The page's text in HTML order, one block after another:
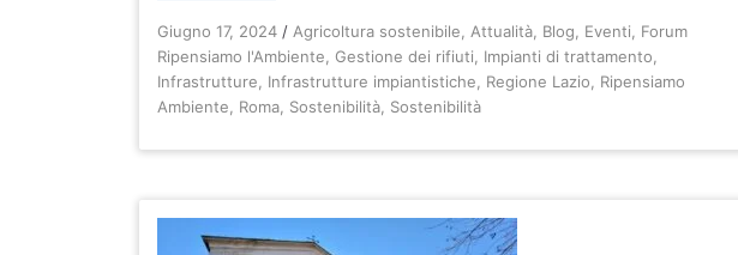
Giugno 17, 2024 / Agricoltura sostenibile Attualità Blog Eventi
Forum
Ripensiamo l'Ambiente ,Gestione dei rifiuti Impianti di trattamento
Infrastrutture
Infrastrutture impiantistiche Regione Lazio
Ripensiamo
Ambiente
Roma Sostenibilità Sostenibilità